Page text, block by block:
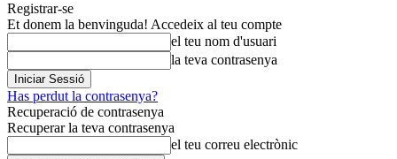
Registrar-se
Et donem la benvinguda! Accedeix al teu compte
el teu nom d'usuari
la teva contrasenya
Has perdut la contrasenya?
Recuperació de contrasenya
Recuperar la teva contrasenya
el teu correu electrònic